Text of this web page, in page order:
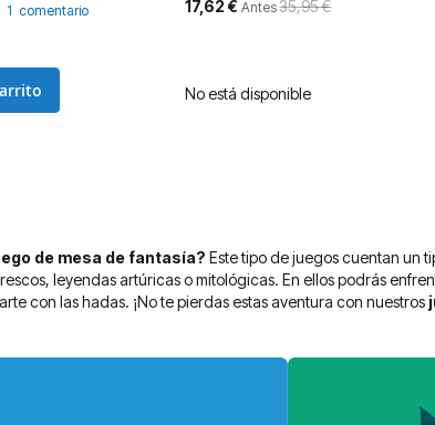
1 comentario
Precio
especial
17,62 € Antes35,95 €
No está disponible
de mesa de fantasía? Este tipo de juegos cuentan un
leyendas artúricas o mitológicas. En ellos podrás
con las hadas. ¡No te pierdas estas aventura con nuestros